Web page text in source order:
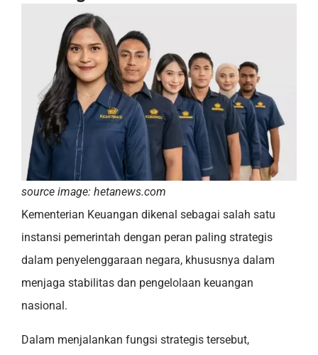
source image: hetanews.com
Kementerian Keuangan dikenal sebagai salah satu
instansi pemerintah dengan peran paling strategis
dalam penyelenggaraan negara, khususnya dalam
menjaga stabilitas dan pengelolaan keuangan
nasional.
Dalam menjalankan fungsi strategis tersebut,